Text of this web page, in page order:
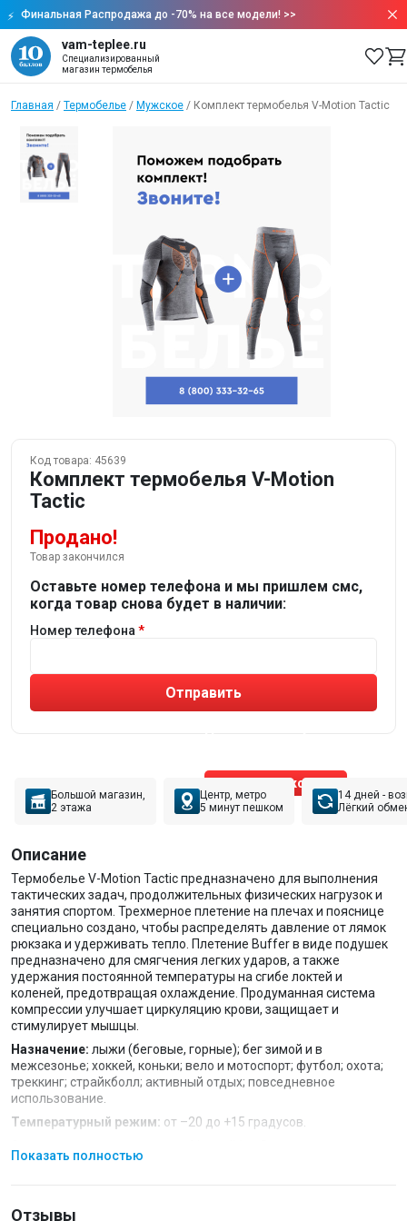
Финальная Распродажа до -70% на все модели! >>
vam-teplee.ru
Специализированный
магазин термобелья
Главная / Термобелье / Мужское / Комплект термобелья V-Motion Tactic
Код товара: 45639
Комплект термобелья V-Motion
Tactic
Продано!
Товар закончился
Оставьте номер телефона и мы пришлем смс,
когда товар снова будет в наличии:
Номер телефона
Отправить
Позвонить эксперту
Большой магазин,
2 этажа
Центр, метро
5 минут пешком
14 дней -
Лёгкий
Описание
Термобелье V-Motion Tactic предназначено для выполнения
тактических задач, продолжительных физических нагрузок и
занятия спортом. Трехмерное плетение на плечах и пояснице
специально создано, чтобы распределять давление от лямок
рюкзака и удерживать тепло. Плетение Buffer в виде подушек
предназначено для смягчения легких ударов, а также
удержания постоянной температуры на сгибе локтей и
коленей, предотвращая охлаждение. Продуманная система
компрессии улучшает циркуляцию крови, защищает и
стимулирует мышцы.
Назначение: лыжи (беговые, горные); бег зимой и в
межсезонье; хоккей, коньки; вело и мотоспорт; футбол; охота;
треккинг; страйкболл; активный отдых; повседневное
использование.
Температурный режим: от –20 до +15 градусов.
воздухообмена на спине и груди для оптимизации
Показать полностью
Отзывы